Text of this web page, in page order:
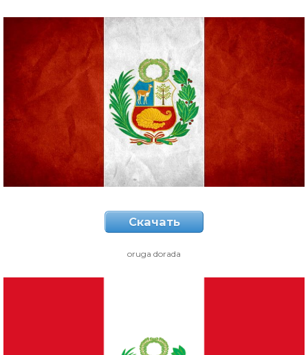
Скачать
oruga dorada